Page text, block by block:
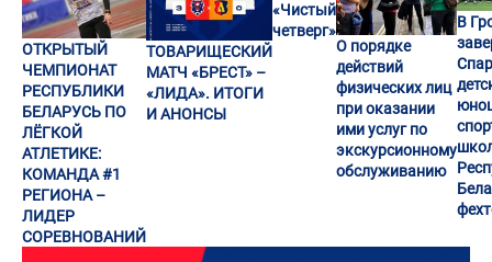
ОТКРЫТЫЙ
ЧЕМПИОНАТ
РЕСПУБЛИКИ
БЕЛАРУСЬ ПО
ЛЁГКОЙ
АТЛЕТИКЕ:
КОМАНДА #1
РЕГИОНА –
ЛИДЕР
СОРЕВНОВАНИЙ
ТОВАРИЩЕСКИЙ
МАТЧ «БРЕСТ» –
«ЛИДА». ИТОГИ
И АНОНСЫ
«Чистый
четверг»
О порядке
действий
физических лиц
при оказании
ими услуг по
экскурсионному
обслуживанию
В